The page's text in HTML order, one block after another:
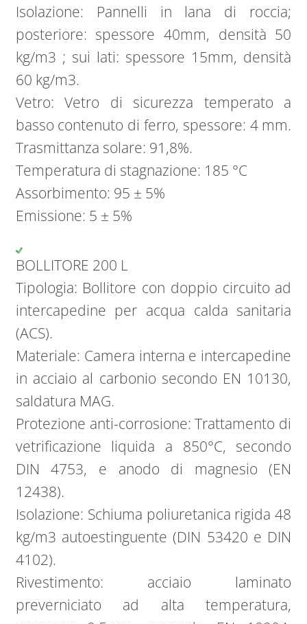
Isolazione: Pannelli in lana di roccia;
posteriore: spessore 40mm, densità 50
kg/m3 ; sui lati: spessore 15mm, densità
60 kg/m3.
Vetro: Vetro di sicurezza temperato a
basso contenuto di ferro, spessore: 4 mm.
Trasmittanza solare: 91,8%.
Temperatura di stagnazione: 185 °C
Assorbimento: 95 ± 5%
Emissione: 5 ± 5%
BOLLITORE 200 L
Tipologia: Bollitore con doppio circuito ad
intercapedine per acqua calda sanitaria
(ACS).
Materiale: Camera interna e intercapedine
in acciaio al carbonio secondo EN 10130,
saldatura MAG.
Protezione anti-corrosione: Trattamento di
vetrificazione liquida a 850°C, secondo
DIN 4753, e anodo di magnesio (EN
12438).
Isolazione: Schiuma poliuretanica rigida 48
kg/m3 autoestinguente (DIN 53420 e DIN
4102).
Rivestimento: acciaio laminato
preverniciato ad alta temperatura,